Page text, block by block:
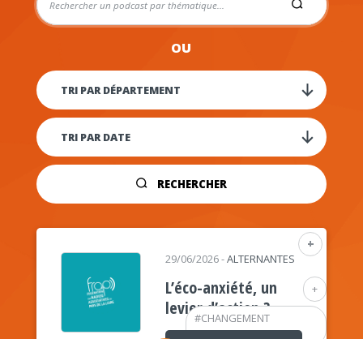
OU
RECHERCHER
+
+
#CHANGEMENT
CLIMATIQUE
29/06/2026-ALTERNANTES
L’éco-anxiété, un
levier d’action ?